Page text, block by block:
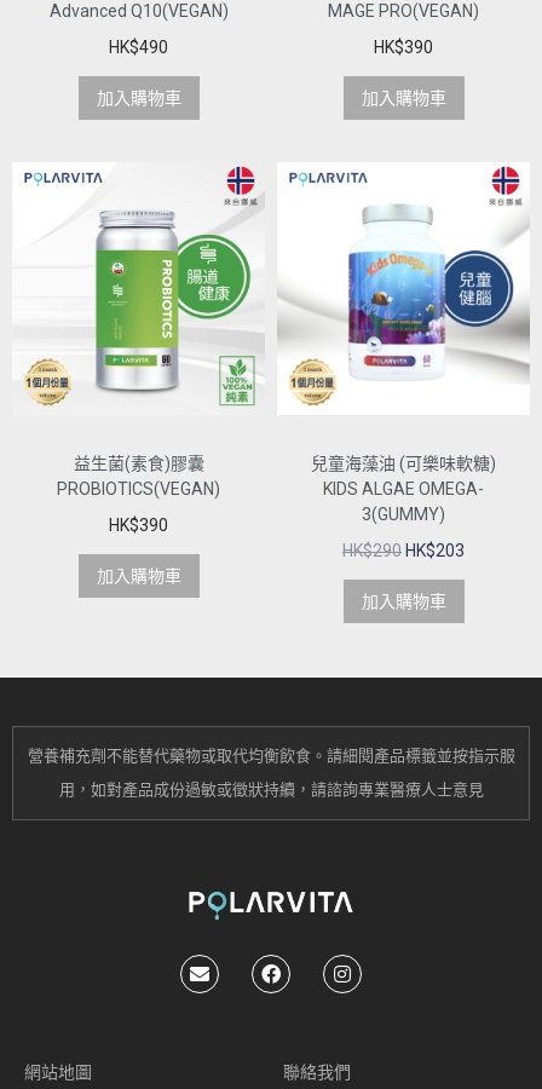
Advanced Q10(VEGAN)
HK$490
加入購物車
MAGE PRO(VEGAN)
HK$390
加入購物車
益生菌(素食)膠囊
PROBIOTICS(VEGAN)
HK$390
加入購物車
兒童海藻油 (可樂味軟糖)
KIDS ALGAE OMEGA-
3(GUMMY)
HK$290 HK$203
加入購物車
營養補充劑不能替代藥物或取代均衡飲食。 請細閱產品標籤並按指示服
用， 如對產品成份過敏或徵狀持續，請諮詢專業醫療人士意見
網站地圖 聯絡我們